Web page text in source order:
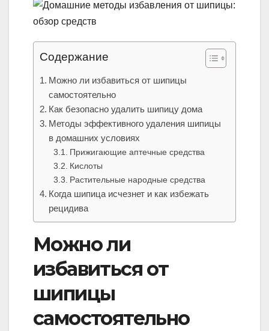
Содержание
Можно ли избавиться от шипицы
самостоятельно
Как безопасно удалить шипицу дома
Методы эффективного удаления шипицы
в домашних условиях
Прижигающие аптечные средства
Кислоты
Растительные народные средства
Когда шипица исчезнет и как избежать
рецидива
Можно ли
избавиться от
шипицы
самостоятельно